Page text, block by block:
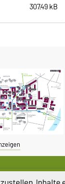
307.49 kB